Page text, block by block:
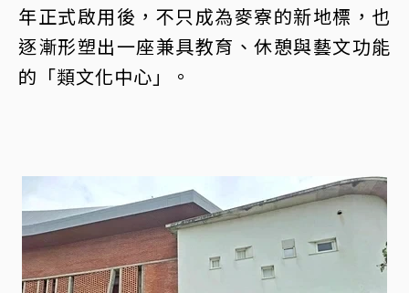
年正式啟用後，不只成為麥寮的新地標，也
逐漸形塑出一座兼具教育、休憩與藝文功能
的「類文化中心」。